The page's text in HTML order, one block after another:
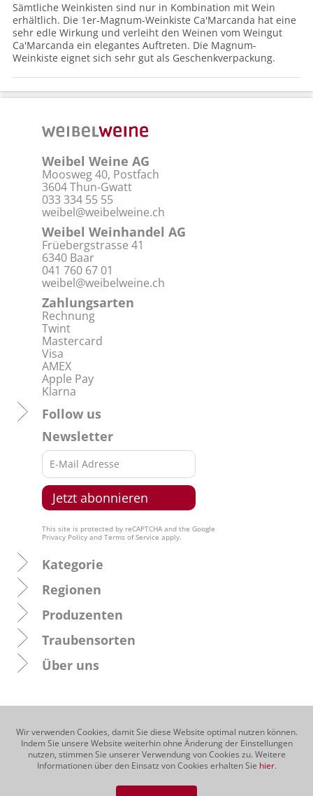
Wir verwenden Cookies, damit Sie diese Website optimal nutzen können.
Indem Sie unsere Website weiterhin ohne Änderung der Einstellungen
nutzen, stimmen Sie unserer Verwendung von Cookies zu. Weitere
Informationen über den Einsatz von Cookies erhalten Sie hier.
Sämtliche Weinkisten sind nur in Kombination mit Wein
erhältlich. Die 1er-Magnum-Weinkiste Ca'Marcanda hat eine
sehr edle Wirkung und verleiht den Weinen vom Weingut
Ca'Marcanda ein elegantes Auftreten. Die Magnum-
Weinkiste eignet sich sehr gut als Geschenkverpackung.
Weibel Weine AG
Moosweg 40, Postfach
3604 Thun-Gwatt
033 334 55 55
weibel@weibelweine.ch
Weibel Weinhandel AG
Früebergstrasse 41
6340 Baar
041 760 67 01
weibel@weibelweine.ch
Zahlungsarten
Rechnung
Twint
Mastercard
Visa
AMEX
Apple Pay
Klarna
Follow us
Newsletter
This site is protected by reCAPTCHA and the Google
Privacy Policy and Terms of Service apply.
Kategorie
Regionen
Produzenten
Traubensorten
Über uns